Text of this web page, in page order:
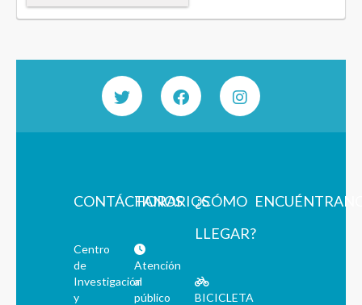
CONTÁCTANOS
Centro
de
Investigación
y
HORARIOS
Atención
al
público
¿CÓMO
LLEGAR?
BICICLETA